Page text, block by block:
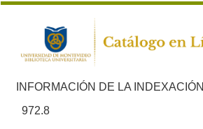
INFORMACIÓN DE LA INDEXACIÓN
972.8